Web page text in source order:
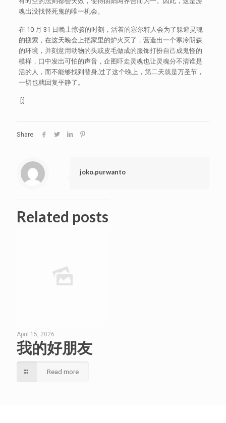
魂出没找替死鬼的唯一机会。
在 10 月 31 日晚上惊骇的时刻，活着的塞尔特人会为了躲避灵魂
的搜索，在这天晚会上把家里的炉火灭了，营造出一个寒冷阴森
的环境，并刻意用动物的头或皮毛做成的服饰打扮自己成鬼怪的
模样，口中发出可怕的声音，企图吓走灵魂也让灵魂分不清谁是
活的人，而不能够找到替身;过了这个晚上，第二天就是万圣节，
一切也就回复平静了。
[:]
Share
joko.purwanto
Related posts
April 15, 2026
我的好朋友
Read more